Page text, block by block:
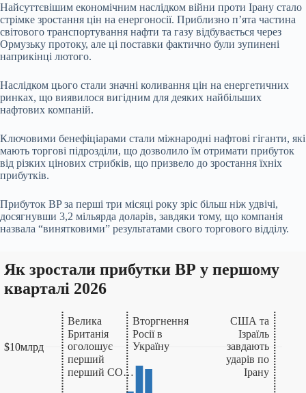
Найсуттєвішим економічним наслідком війни проти Ірану стало
стрімке зростання цін на енергоносії. Приблизно п’ята частина
світового транспортування нафти та газу відбувається через
Ормузьку протоку, але ці поставки фактично були зупинені
наприкінці лютого.
Наслідком цього стали значні коливання цін на енергетичних
ринках, що виявилося вигідним для деяких найбільших
нафтових компаній.
Ключовими бенефіціарами стали міжнародні нафтові гіганти, які
мають торгові підрозділи, що дозволило їм отримати прибуток
від різких цінових стрибків, що призвело до зростання їхніх
прибутків.
Прибуток BP за перші три місяці року зріс більш ніж удвічі,
досягнувши 3,2 мільярда доларів, завдяки тому, що компанія
назвала “винятковими” результатами свого торгового відділу.